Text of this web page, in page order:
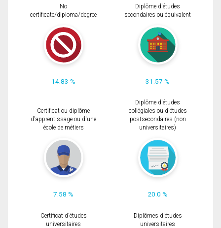
No
certificate/diploma/degree
14.83 %
Diplôme d'études
secondaires ou équivalent
31.57 %
Certificat ou diplôme
d'apprentissage ou d'une
école de métiers
7.58 %
Diplôme d'études
collégiales ou d'études
postsecondaires (non
universitaires)
20.0 %
Certificat d'études
universitaires
Diplômes d'études
universitaires